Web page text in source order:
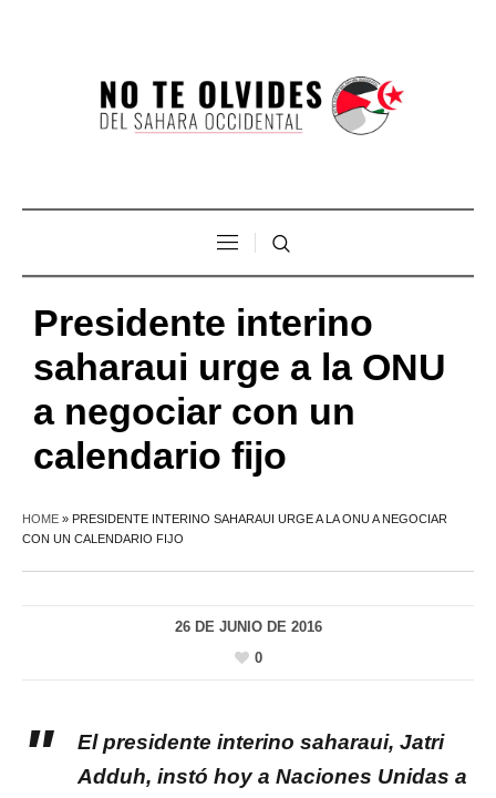
Presidente interino
saharaui urge a la ONU
a negociar con un
calendario fijo
HOME » PRESIDENTE INTERINO SAHARAUI URGE A LA ONU A NEGOCIAR
CON UN CALENDARIO FIJO
26 DE JUNIO DE 2016
0
El presidente interino saharaui, Jatri
Adduh, instó hoy a Naciones Unidas a